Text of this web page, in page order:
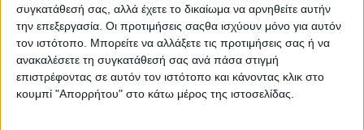
συγκατάθεσή σας, αλλά έχετε το δικαίωμα να αρνηθείτε αυτήν
την επεξεργασία. Οι προτιμήσεις σαςθα ισχύουν μόνο για αυτόν
τον ιστότοπο. Μπορείτε να αλλάξετε τις προτιμήσεις σας ή να
ανακαλέσετε τη συγκατάθεσή σας ανά πάσα στιγμή
επιστρέφοντας σε αυτόν τον ιστότοπο και κάνοντας κλικ στο
κουμπί "Απορρήτου" στο κάτω μέρος της ιστοσελίδας.
χρόνια) θα ήταν απόλυτα σωστή αν η
περιφορά διαρκούσε 365.25 μέρες, δηλαδή
περίπου 365 μέρες και 1/4 της μέρας. Όμως
δε διαρκεί ακριβώς τόσο! Η διαφορά, που
είναι 11 λεπτά και 14 δευτερόλεπτα κατ΄